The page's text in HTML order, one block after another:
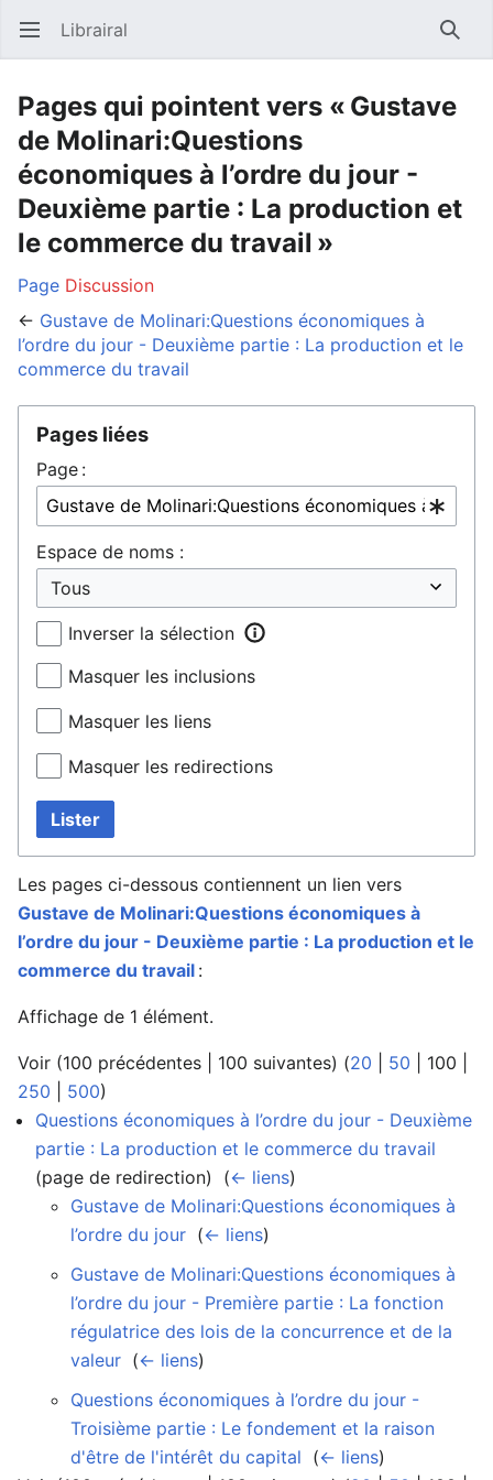
Ouvrir le menu principal Librairal
Pages qui pointent vers « Gustave
de Molinari:Questions
économiques à l’ordre du jour -
Deuxième partie : La production et
le commerce du travail »
Page Discussion
← Gustave de Molinari:Questions économiques à
l’ordre du jour - Deuxième partie : La production et le
commerce du travail
Pages liées
Page :
Espace de noms :
Inverser la sélection
Masquer les inclusions
Masquer les liens
Masquer les redirections
Lister
Les pages ci-dessous contiennent un lien vers
Gustave de Molinari:Questions économiques à
l’ordre du jour - Deuxième partie : La production et le
commerce du travail :
Affichage de 1 élément.
Voir (100 précédentes 100 suivantes) (20 50 100
250
500)
Questions économiques à l’ordre du jour - Deuxième
partie : La production et le commerce du travail
(page de redirection) ‎ (← liens)
Gustave de Molinari:Questions économiques à
l’ordre du jour (← liens)
Gustave de Molinari:Questions économiques à
l’ordre du jour - Première partie : La fonction
régulatrice des lois de la concurrence et de la
valeur (← liens)
Questions économiques à l’ordre du jour -
Troisième partie : Le fondement et la raison
d'être de l'intérêt du capital (← liens)